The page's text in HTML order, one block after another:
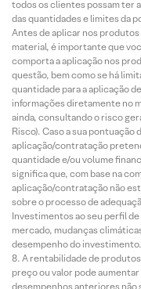
todos os clientes possam ter
das quantidades e limites da
Antes de aplicar nos
material, é importante que
comporta a aplicação nos
questão, bem como se há
quantidade para a aplicação
informações diretamente no
ainda, consultando o risco
Risco). Caso a sua
aplicação/contratação
quantidade e/ou volume
significa que, com base na
aplicação/contratação não
sobre o processo de
Investimentos ao seu perfil
mercado, mudanças
desempenho do investimento.
A rentabilidade de
preço ou valor pode
desempenhos anteriores